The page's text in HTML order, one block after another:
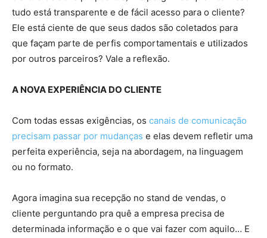
tudo está transparente e de fácil acesso para o cliente?
Ele está ciente de que seus dados são coletados para
que façam parte de perfis comportamentais e utilizados
por outros parceiros? Vale a reflexão.
A NOVA EXPERIÊNCIA DO CLIENTE
Com todas essas exigências, os canais de comunicação
precisam passar por mudanças e elas devem refletir uma
perfeita experiência, seja na abordagem, na linguagem
ou no formato.
Agora imagina sua recepção no stand de vendas, o
cliente perguntando pra quê a empresa precisa de
determinada informação e o que vai fazer com aquilo… E